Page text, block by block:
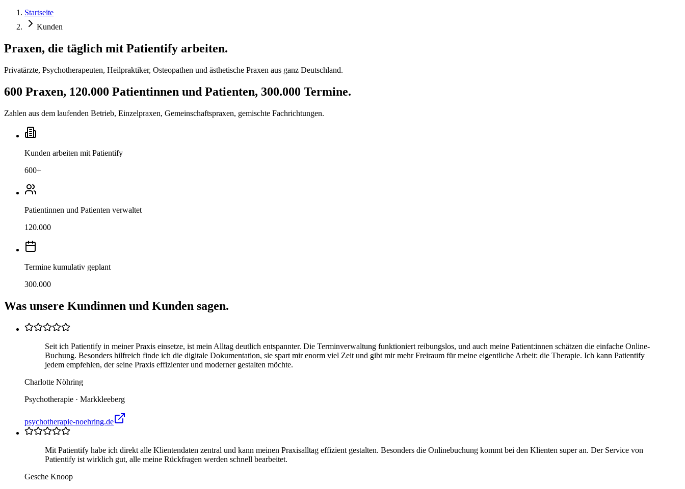
Startseite
Kunden
Praxen, die täglich mit Patientify arbeiten.
Privatärzte, Psychotherapeuten, Heilpraktiker, Osteopathen und ästhetische Praxen aus ganz Deutschland.
600 Praxen, 120.000 Patientinnen und Patienten, 300.000 Termine.
Zahlen aus dem laufenden Betrieb, Einzelpraxen, Gemeinschaftspraxen, gemischte Fachrichtungen.
Kunden arbeiten mit Patientify
600+
Patientinnen und Patienten verwaltet
120.000
Termine kumulativ geplant
300.000
Was unsere Kundinnen und Kunden sagen.
Seit ich Patientify in meiner Praxis einsetze, ist mein Alltag deutlich entspannter. Die Terminverwaltung funktioniert reibungslos, und auch meine Patient:innen schätzen die einfache Online-
Buchung. Besonders hilfreich finde ich die digitale Dokumentation, sie spart mir enorm viel Zeit und gibt mir mehr Freiraum für meine eigentliche Arbeit: die Therapie. Ich kann Patientify
jedem empfehlen, der seine Praxis effizienter und moderner gestalten möchte.
Charlotte Nöhring
Psychotherapie · Markkleeberg
psychotherapie-noehring.de
Mit Patientify habe ich direkt alle Klientendaten zentral und kann meinen Praxisalltag effizient gestalten. Besonders die Onlinebuchung kommt bei den Klienten super an. Der Service von
Patientify ist wirklich gut, alle meine Rückfragen werden schnell bearbeitet.
Gesche Knoop